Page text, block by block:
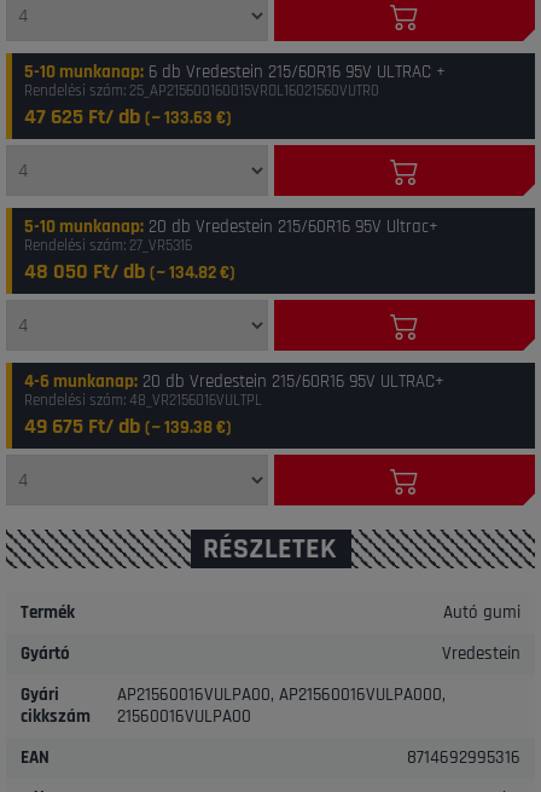
5-10 munkanap: 6 db Vredestein 215/60R16 95V ULTRAC +
Rendelési szám: 25_AP215600160015VROL16021560VUTR0
47 625 Ft/ db (~133.63 €)
5-10 munkanap: 20 db Vredestein 215/60R16 95V Ultrac+
Rendelési szám: 27_VR5316
48 050 Ft/ db (~134.82€)
4-6 munkanap: 20 db Vredestein 215/60R16 95V ULTRAC+
Rendelési szám: 48_VR2156016VULTPL
49 675 Ft/ db (~139.38€)
RÉSZLETEK
Termék
Autó gumi
Gyártó
Vredestein
Gyári
cikkszám
AP21560016VULPA00, AP21560016VULPA000,
21560016VULPA00
EAN
8714692995316